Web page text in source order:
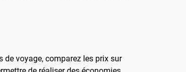
de voyage, comparez les prix sur